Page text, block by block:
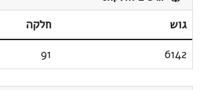
גוש
חלקה
6142
91